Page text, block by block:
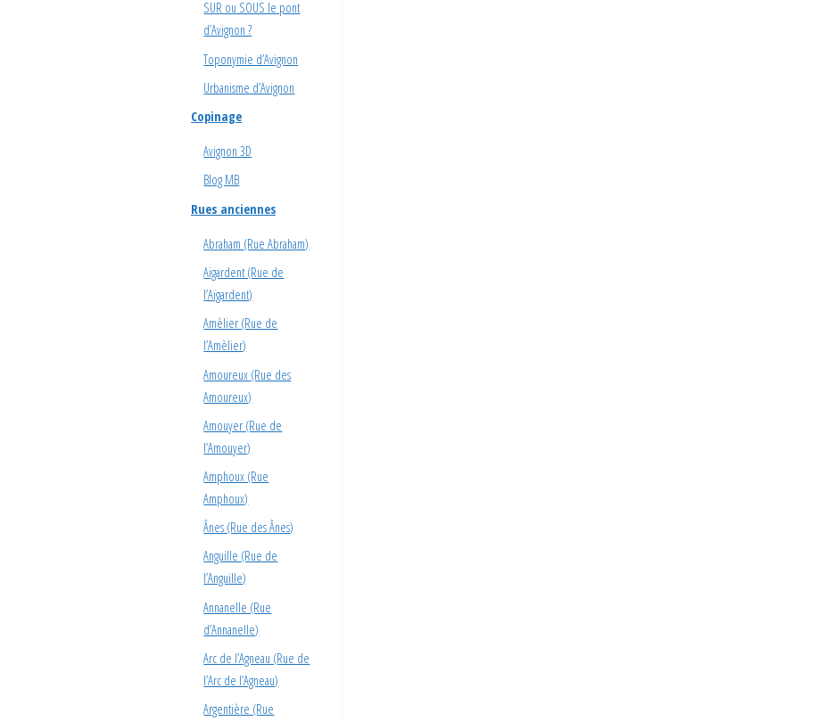
SUR ou SOUS le pont
d’Avignon ?
Toponymie d’Avignon
Urbanisme d’Avignon
Copinage
Avignon 3D
Blog MB
Rues anciennes
Abraham (Rue Abraham)
Aïgardent (Rue de
l’Aïgardent)
Amèlier (Rue de
l’Amèlier)
Amoureux (Rue des
Amoureux)
Amouyer (Rue de
l’Amouyer)
Amphoux (Rue
Amphoux)
Ânes (Rue des Ânes)
Anguille (Rue de
l’Anguille)
Annanelle (Rue
d’Annanelle)
Arc de l’Agneau (Rue de
l’Arc de l’Agneau)
Argentière (Rue